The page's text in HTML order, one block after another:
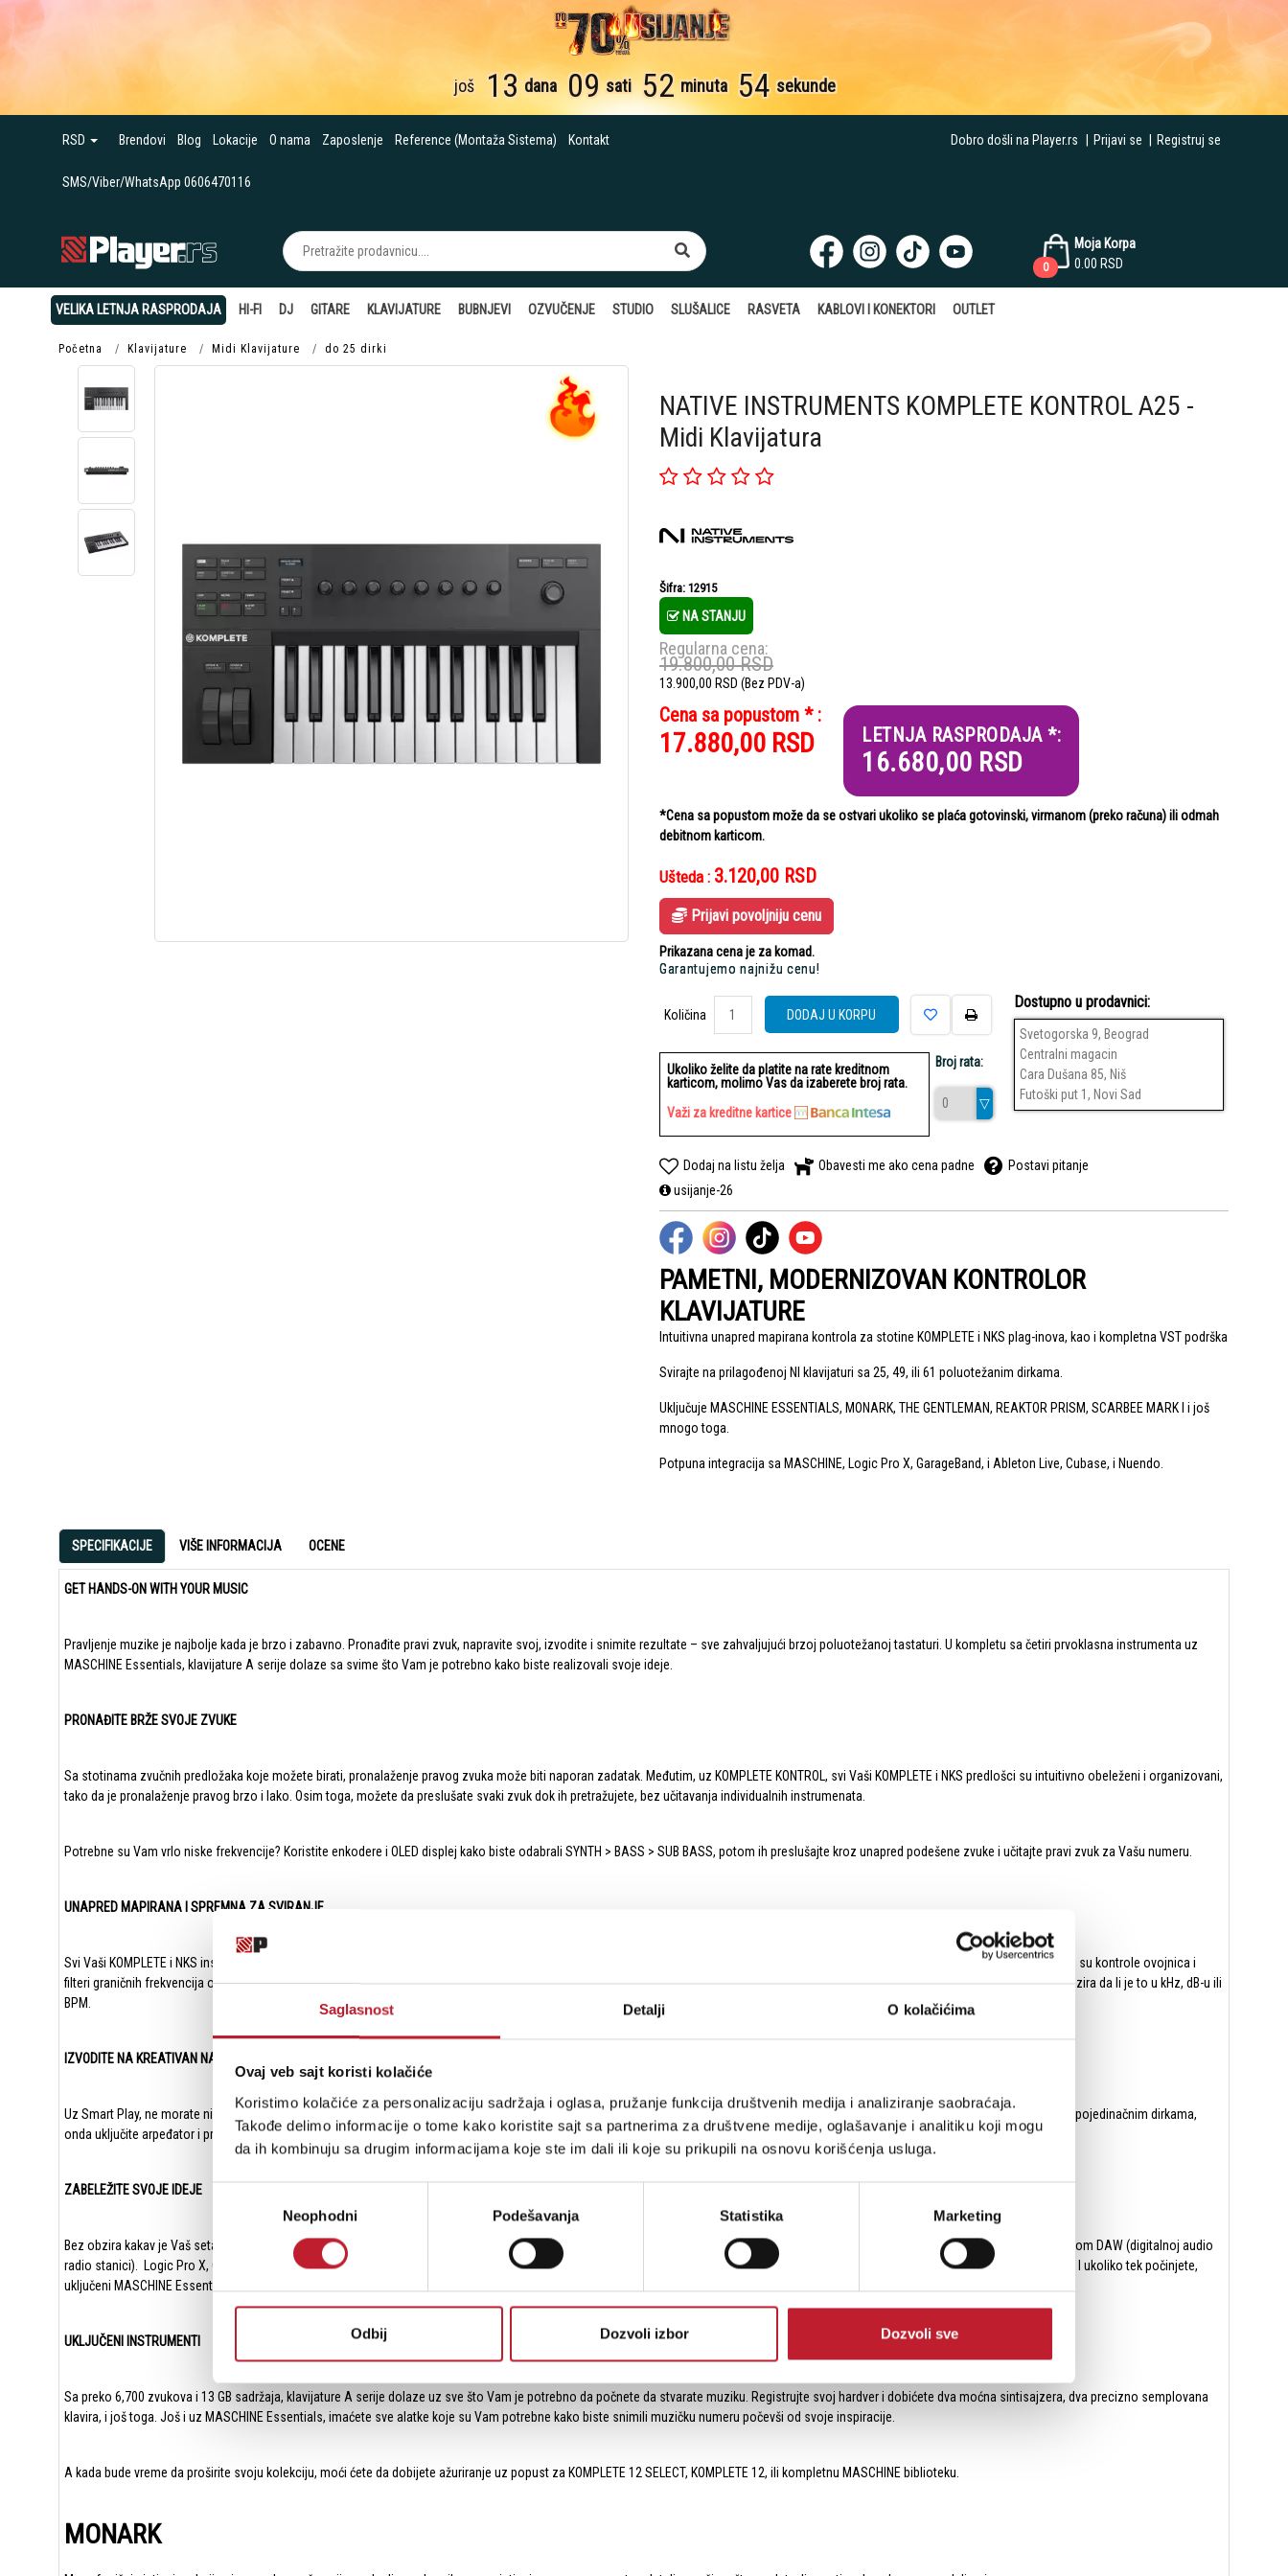
Saglasnost Detalji O kolačićima
Ovaj veb sajt koristi kolačiće
Koristimo kolačiće za personalizaciju sadržaja i oglasa, pružanje funkcija društvenih medija i analiziranje saobraćaja.
Takođe delimo informacije o tome kako koristite sajt sa partnerima za društvene medije, oglašavanje i analitiku koji mogu
da ih kombinuju sa drugim informacijama koje ste im dali ili koje su prikupili na osnovu korišćenja usluga.
сагласностиNeophodni Podešavanja Statistika Marketing
Odbij Dozvoli izbor Dozvoli sve
još 13 dana 09 sati 52 minuta 53 sekunde
RSD Brendovi Blog Lokacije O nama Zaposlenje Reference (Montaža Sistema) Kontakt
SMS/Viber/WhatsApp 0606470116
Dobro došli na Player.rs Prijavi se Registruj se
Moja Korpa
0.00 RSD
0
VELIKA LETNJA RASPRODAJA HI-FI DJ GITARE KLAVIJATURE BUBNJEVI OZVUČENJE STUDIO SLUŠALICE RASVETA KABLOVI I KONEKTORI OUTLET
Početna Klavijature Midi Klavijature do 25 dirki
NATIVE INSTRUMENTS KOMPLETE KONTROL A25 -
Midi Klavijatura
Šifra: 12915
NA STANJU
Regularna cena:
19.800,00RSD
13.900,00 RSD (Bez PDV-a)
Cena sa popustom * :
17.880,00 RSD LETNJA RASPRODAJA *:
16.680,00 RSD
*Cena sa popustom može da se ostvari ukoliko se plaća gotovinski, virmanom (preko računa) ili odmah
debitnom karticom.
Ušteda : 3.120,00 RSD
Prijavi povoljniju cenu
Prikazana cena je za komad.
Garantujemo najnižu cenu!
Količina
Količina
DODAJ U KORPU
Ukoliko želite da platite na rate kreditnom
karticom, molimo Vas da izaberete broj rata.
Važi za kreditne kartice
Broj rata:
Dostupno u prodavnici:
Svetogorska 9, Beograd
Centralni magacin
Cara Dušana 85, Niš
Futoški put 1, Novi Sad
Dodaj na listu želja Obavesti me ako cena padne
Postavi pitanje
usijanje-26
PAMETNI, MODERNIZOVAN KONTROLOR
KLAVIJATURE
Intuitivna unapred mapirana kontrola za stotine KOMPLETE i NKS plag-inova, kao i kompletna VST podrška
Svirajte na prilagođenoj NI klavijaturi sa 25, 49, ili 61 poluotežanim dirkama.
Uključuje MASCHINE ESSENTIALS, MONARK, THE GENTLEMAN, REAKTOR PRISM, SCARBEE MARK I i još
mnogo toga.
Potpuna integracija sa MASCHINE, Logic Pro X, GarageBand, i Ableton Live, Cubase, i Nuendo.
SPECIFIKACIJE VIŠE INFORMACIJA OCENE
GET HANDS-ON WITH YOUR MUSIC
Pravljenje muzike je najbolje kada je brzo i zabavno. Pronađite pravi zvuk, napravite svoj, izvodite i snimite rezultate – sve zahvaljujući brzoj poluotežanoj tastaturi. U kompletu sa četiri prvoklasna instrumenta uz
MASCHINE Essentials, klavijature A serije dolaze sa svime što Vam je potrebno kako biste realizovali svoje ideje.
PRONAĐITE BRŽE SVOJE ZVUKE
Sa stotinama zvučnih predložaka koje možete birati, pronalaženje pravog zvuka može biti naporan zadatak. Međutim, uz KOMPLETE KONTROL, svi Vaši KOMPLETE i NKS predlošci su intuitivno obeleženi i organizovani,
tako da je pronalaženje pravog brzo i lako. Osim toga, možete da preslušate svaki zvuk dok ih pretražujete, bez učitavanja individualnih instrumenata.
Potrebne su Vam vrlo niske frekvencije? Koristite enkodere i OLED displej kako biste odabrali SYNTH > BASS > SUB BASS, potom ih preslušajte kroz unapred podešene zvuke i učitajte pravi zvuk za Vašu numeru.
UNAPRED MAPIRANA I SPREMNA ZA SVIRANJE
Svi Vaši KOMPLETE i NKS instrumenti i efekti su unapred mapirani na KOMPLETE KONTROL hardveru od strane ljudi koji ih najbolje poznaju – dizajnera instrumenata. Ključni parametri kao što su kontrole ovojnica i
filteri graničnih frekvencija odmah se prikazuju na OLED displeju kada dotaknete odgovarajuće dugme. To znači da možete da vidite tačno ono što se podešava u realnom vremenu – bez obzira da li je to u kHz, dB-u ili
BPM.
IZVODITE NA KREATIVAN NAČIN
Uz Smart Play, ne morate nikada da brinete o odabiru pogrešne note – samo odaberite skalu i svirajte. Aktivirajte
(harmonski) režim kako biste stvorili bogatu progresiju sviranjem po pojedinačnim dirkama,
onda uključite arpeđator i pretvorite sve u ekspresivno muzičko izvođenje. Za početnike na klavijaturi, Easy režim mapira bele dirke kako biste odabrali koju god skalu želite.
ZABELEŽITE SVOJE IDEJE
Bez obzira kakav je Vaš setap, A serija je dizajnirana tako da se dobro uklopi u Vaš postojeći način rada, uz neposredan pristup transportu, miskovanju uređivanju kontrola u Vašem omiljenom DAW (digitalnoj audio
radio stanici). Logic Pro X, GarageBand i Ableton Live su trenutno podržani, sa naprednom integracijom za Cubase i Nuendo koji dolaze uz buduće ažuriranje KOMPLETE KONTROL softvera. I ukoliko tek počinjete,
uključeni MASCHINE Essentials omogućavaju Vam da snimite i aranžirate svoje ideje direktno iz Vašeg hardvera – nije potreban dodatni softver.
UKLJUČENI INSTRUMENTI
Sa preko 6,700 zvukova i 13 GB sadržaja, klavijature A serije dolaze uz sve što Vam je potrebno da počnete da stvarate muziku. Registrujte svoj hardver i dobićete dva moćna sintisajzera, dva precizno semplovana
klavira, i još toga. Još i uz MASCHINE Essentials, imaćete sve alatke koje su Vam potrebne kako biste snimili muzičku numeru počevši od svoje inspiracije.
A kada bude vreme da proširite svoju kolekciju, moći ćete da dobijete ažuriranje uz popust za KOMPLETE 12 SELECT, KOMPLETE 12, ili kompletnu MASCHINE biblioteku.
MONARK